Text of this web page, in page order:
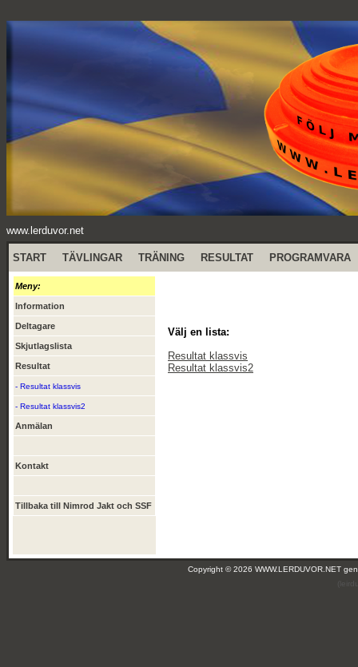
www.lerduvor.net
START TÄVLINGAR TRÄNING RESULTAT PROGRAMVARA
Meny:
Information
Deltagare
Skjutlagslista
Resultat
- Resultat klassvis
- Resultat klassvis2
Anmälan
Kontakt
Tillbaka till Nimrod Jakt och SSF
Välj en lista:
Resultat klassvis
Resultat klassvis2
Copyright © 2026 WWW.LERDUVOR.NET